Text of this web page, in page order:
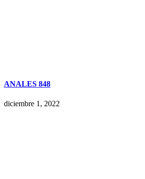
ANALES 848
diciembre 1, 2022